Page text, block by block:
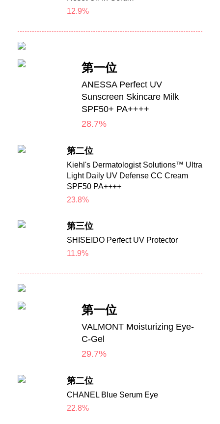
12.9%
第一位
ANESSA Perfect UV
Sunscreen Skincare Milk
SPF50+ PA++++
28.7%
第二位
Kiehl's Dermatologist Solutions™ Ultra
Light Daily UV Defense CC Cream
SPF50 PA++++
23.8%
第三位
SHISEIDO Perfect UV Protector
11.9%
第一位
VALMONT Moisturizing Eye-
C-Gel
29.7%
第二位
CHANEL Blue Serum Eye
22.8%